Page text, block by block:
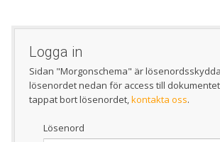
Logga in
Sidan "Morgonschema" är
lösenordet nedan för access till
tappat bort lösenordet,kontakta oss.
Lösenord